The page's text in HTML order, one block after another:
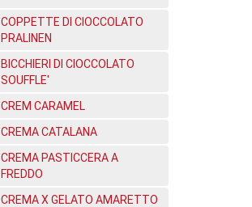
COPPETTE DI CIOCCOLATO
PRALINEN
BICCHIERI DI CIOCCOLATO
SOUFFLE'
CREM CARAMEL
CREMA CATALANA
CREMA PASTICCERA A
FREDDO
CREMA X GELATO AMARETTO